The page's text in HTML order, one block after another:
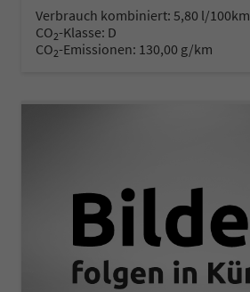
Verbrauch kombiniert: 5,80 l/100km
CO2-Klasse: D
CO2-Emissionen: 130,00 g/km